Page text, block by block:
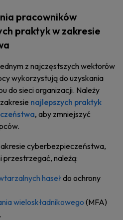
pracowników
praktyk w zakresie
z najczęstszych wektorów
wykorzystują do uzyskania
do sieci organizacji. Należy
najlepszych praktyk
, aby zmniejszyć
cyberbezpieczeństwa,
przestrzegać, należą:
hasełdo ochrony
wieloskładnikowego (MFA)